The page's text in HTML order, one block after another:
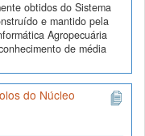
obtidos do Sistema
e mantido pela
Agropecuária
de média
do Núcleo